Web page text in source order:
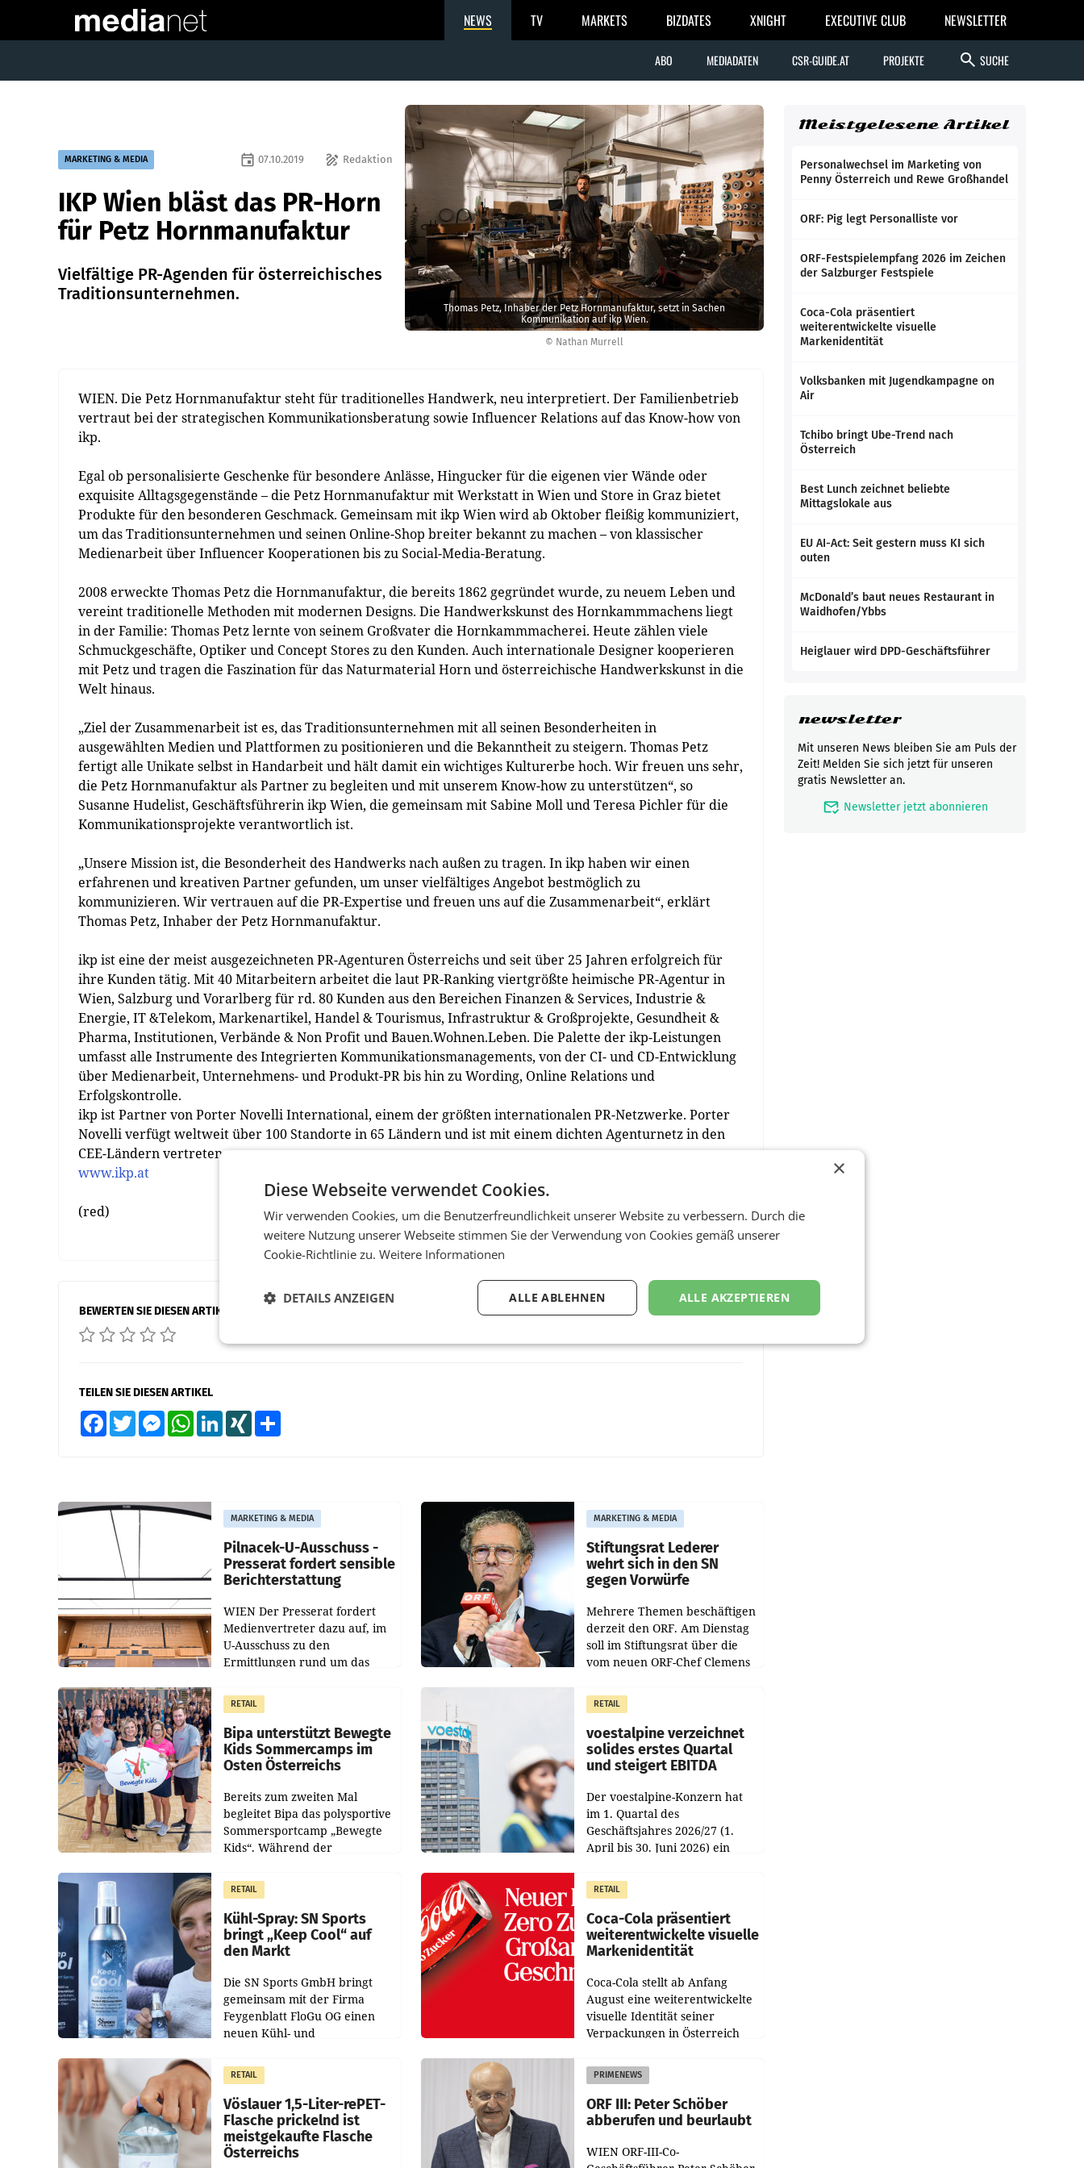
NEWS TV MARKETS BIZDATES XNIGHT EXECUTIVE CLUB NEWSLETTER
ABO MEDIADATEN CSR-GUIDE.AT PROJEKTE search SUCHE
© Nathan Murrell
Thomas Petz, Inhaber der Petz Hornmanufaktur, setzt in Sachen
Kommunikation auf ikp Wien.
MARKETING & MEDIA draw Redaktion
event 07.10.2019
IKP Wien bläst das PR-Horn
für Petz Hornmanufaktur
Vielfältige PR-Agenden für österreichisches
Traditionsunternehmen.
WIEN. Die Petz Hornmanufaktur steht für traditionelles Handwerk, neu interpretiert. Der Familienbetrieb
vertraut bei der strategischen Kommunikationsberatung sowie Influencer Relations auf das Know-how von
ikp.
Egal ob personalisierte Geschenke für besondere Anlässe, Hingucker für die eigenen vier Wände oder
exquisite Alltagsgegenstände – die Petz Hornmanufaktur mit Werkstatt in Wien und Store in Graz bietet
Produkte für den besonderen Geschmack. Gemeinsam mit ikp Wien wird ab Oktober fleißig kommuniziert,
um das Traditionsunternehmen und seinen Online-Shop breiter bekannt zu machen – von klassischer
Medienarbeit über Influencer Kooperationen bis zu Social-Media-Beratung.
2008 erweckte Thomas Petz die Hornmanufaktur, die bereits 1862 gegründet wurde, zu neuem Leben und
vereint traditionelle Methoden mit modernen Designs. Die Handwerkskunst des Hornkammmachens liegt
in der Familie: Thomas Petz lernte von seinem Großvater die Hornkammmacherei. Heute zählen viele
Schmuckgeschäfte, Optiker und Concept Stores zu den Kunden. Auch internationale Designer kooperieren
mit Petz und tragen die Faszination für das Naturmaterial Horn und österreichische Handwerkskunst in die
Welt hinaus.
„Ziel der Zusammenarbeit ist es, das Traditionsunternehmen mit all seinen Besonderheiten in
ausgewählten Medien und Plattformen zu positionieren und die Bekanntheit zu steigern. Thomas Petz
fertigt alle Unikate selbst in Handarbeit und hält damit ein wichtiges Kulturerbe hoch. Wir freuen uns sehr,
die Petz Hornmanufaktur als Partner zu begleiten und mit unserem Know-how zu unterstützen“, so
Susanne Hudelist, Geschäftsführerin ikp Wien, die gemeinsam mit Sabine Moll und Teresa Pichler für die
Kommunikationsprojekte verantwortlich ist.
„Unsere Mission ist, die Besonderheit des Handwerks nach außen zu tragen. In ikp haben wir einen
erfahrenen und kreativen Partner gefunden, um unser vielfältiges Angebot bestmöglich zu
kommunizieren. Wir vertrauen auf die PR-Expertise und freuen uns auf die Zusammenarbeit“, erklärt
Thomas Petz, Inhaber der Petz Hornmanufaktur.
ikp ist eine der meist ausgezeichneten PR-Agenturen Österreichs und seit über 25 Jahren erfolgreich für
ihre Kunden tätig. Mit 40 Mitarbeitern arbeitet die laut PR-Ranking viertgrößte heimische PR-Agentur in
Wien, Salzburg und Vorarlberg für rd. 80 Kunden aus den Bereichen Finanzen & Services, Industrie &
Energie, IT &Telekom, Markenartikel, Handel & Tourismus, Infrastruktur & Großprojekte, Gesundheit &
Pharma, Institutionen, Verbände & Non Profit und Bauen.Wohnen.Leben. Die Palette der ikp-Leistungen
umfasst alle Instrumente des Integrierten Kommunikationsmanagements, von der CI- und CD-Entwicklung
über Medienarbeit, Unternehmens- und Produkt-PR bis hin zu Wording, Online Relations und
Erfolgskontrolle.
ikp ist Partner von Porter Novelli International, einem der größten internationalen PR-Netzwerke. Porter
Novelli verfügt weltweit über 100 Standorte in 65 Ländern und ist mit einem dichten Agenturnetz in den
CEE-Ländern vertreten.
www.ikp.at
(red)
BEWERTEN SIE DIESEN ARTIKEL
TEILEN SIE DIESEN ARTIKEL
FacebookTwitter MessengerWhatsAppLinkedInXING
MARKETING & MEDIA
Pilnacek-U-Ausschuss -
Presserat fordert sensible
Berichterstattung
WIEN Der Presserat fordert
Medienvertreter dazu auf, im
U-Ausschuss zu den
Ermittlungen rund um das
im Justizministerium, Christian
Pilnacek, auf sensible
MARKETING & MEDIA
Stiftungsrat Lederer
wehrt sich in den SN
gegen Vorwürfe
Mehrere Themen beschäftigen
derzeit den ORF. Am Dienstag
soll im Stiftungsrat über die
vom neuen ORF-Chef Clemens
Besetzungen für die
Direktionen abgestimmt
werden.
RETAIL
Bipa unterstützt Bewegte
Kids Sommercamps im
Osten Österreichs
Bereits zum zweiten Mal
begleitet Bipa das polysportive
Sommersportcamp „Bewegte
Kids“. Während der
Juli und August versorgt das
Unternehmen Kinder sowie
RETAIL
voestalpine verzeichnet
solides erstes Quartal
und steigert EBITDA
Der voestalpine-Konzern hat
im 1. Quartal des
Geschäftsjahres 2026/27 (1.
April bis 30. Juni 2026) ein
Der Umsatz stieg im Vergleich
zur Vorjahresperiode
RETAIL
Kühl-Spray: SN Sports
bringt „Keep Cool“ auf
den Markt
Die SN Sports GmbH bringt
gemeinsam mit der Firma
Feygenblatt FloGu OG einen
neuen Kühl- und
Markt. Das Produkt namens
„Keep Cool“ ist zu 100 Prozent
RETAIL
Coca-Cola präsentiert
weiterentwickelte visuelle
Markenidentität
Coca-Cola stellt ab Anfang
August eine weiterentwickelte
visuelle Identität seiner
Verpackungen in Österreich
Redesigns stehen zentrale
Gestaltungselemente
RETAIL
Vöslauer 1,5-Liter-rePET-
Flasche prickelnd ist
meistgekaufte Flasche
Österreichs
PRIMENEWS
ORF III: Peter Schöber
abberufen und beurlaubt
WIEN ORF-III-Co-
Meistgelesene Artikel
Personalwechsel im Marketing von
Penny Österreich und Rewe Großhandel
ORF: Pig legt Personalliste vor
ORF-Festspielempfang 2026 im Zeichen
der Salzburger Festspiele
Coca-Cola präsentiert
weiterentwickelte visuelle
Markenidentität
Volksbanken mit Jugendkampagne on
Air
Tchibo bringt Ube-Trend nach
Österreich
Best Lunch zeichnet beliebte
Mittagslokale aus
EU AI-Act: Seit gestern muss KI sich
outen
McDonald’s baut neues Restaurant in
Waidhofen/Ybbs
Heiglauer wird DPD-Geschäftsführer
newsletter
Mit unseren News bleiben Sie am Puls der
Zeit! Melden Sie sich jetzt für unseren
gratis Newsletter an.
mark_email_read Newsletter jetzt abonnieren
×
Diese Webseite verwendet Cookies.
Wir verwenden Cookies, um die Benutzerfreundlichkeit unserer Website zu verbessern. Durch die
weitere Nutzung unserer Webseite stimmen Sie der Verwendung von Cookies gemäß unserer
Cookie-Richtlinie zu. Weitere Informationen
ALLE AKZEPTIEREN
ALLE ABLEHNEN
DETAILS ANZEIGEN